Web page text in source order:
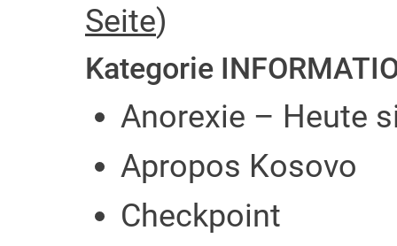
Seite)
Kategorie
Anorexie – Heute
Apropos Kosovo
Checkpoint